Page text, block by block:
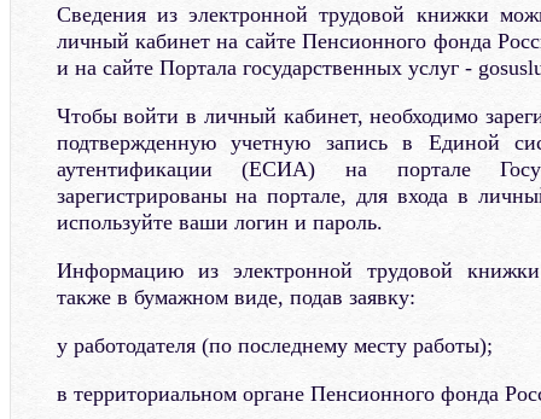
Сведения из электронной трудовой книжки
личный кабинет на сайте Пенсионного фонда
и на сайте Портала государственных услуг -
Чтобы войти в личный кабинет, необходимо
подтвержденную учетную запись в Единой
аутентификации (ЕСИА) на портале
зарегистрированы на портале, для входа в
используйте ваши логин и пароль.
Информацию из электронной трудовой
также в бумажном виде, подав заявку:
у работодателя (по последнему месту работы);
в территориальном органе Пенсионного фонда